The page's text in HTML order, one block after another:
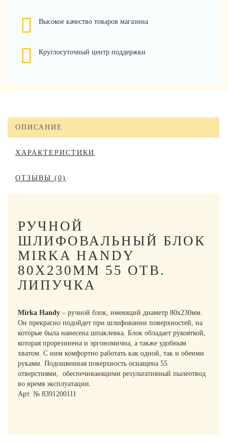
Высокое качество товаров магазина
Круглосуточный центр поддержки
ОПИСАНИЕ
ХАРАКТЕРИСТИКИ
ОТЗЫВЫ (0)
РУЧНОЙ
ШЛИФОВАЛЬНЫЙ БЛОК
MIRKA HANDY
80Х230ММ 55 ОТВ.
ЛИПУЧКА
Mirka Handy – ручной блок, имеющий диаметр 80х230мм.
Он прекрасно подойдет при шлифовании поверхностей, на
которые была нанесена шпаклевка. Блок обладает рукояткой,
которая прорезинена и эргономична, а также удобным
хватом. С ним комфортно работать как одной, так и обеими
руками. Подошвенная поверхность оснащена 55
отверстиями, обеспечивающими результативный пылеотвод
во время эксплуатации.
Арт. № 8391200111